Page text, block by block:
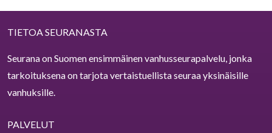
TIETOA SEURANASTA
Seurana on Suomen ensimmäinen vanhusseurapalvelu, jonka
tarkoituksena on tarjota vertaistuellista seuraa yksinäisille
vanhuksille.
PALVELUT